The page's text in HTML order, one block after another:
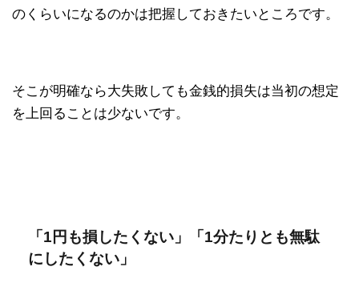
のくらいになるのかは把握しておきたいところです。
そこが明確なら大失敗しても金銭的損失は当初の想定
を上回ることは少ないです。
「1円も損したくない」「1分たりとも無駄
にしたくない」